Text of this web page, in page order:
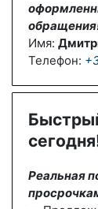
Имя:
Телефон:
Реальная